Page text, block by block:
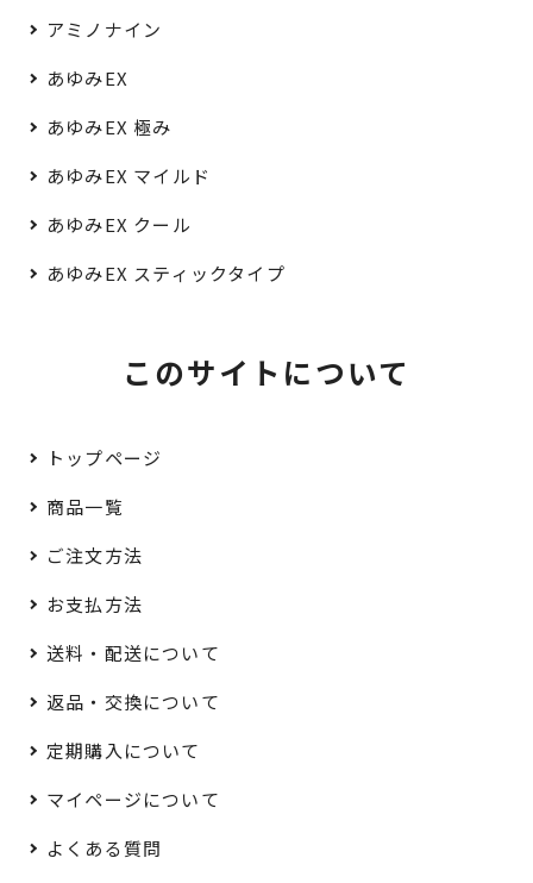
アミノナイン
あゆみEX
あゆみEX 極み
あゆみEX マイルド
あゆみEX クール
あゆみEX スティックタイプ
このサイトについて
トップページ
商品一覧
ご注文方法
お支払方法
送料・配送について
返品・交換について
定期購入について
マイページについて
よくある質問